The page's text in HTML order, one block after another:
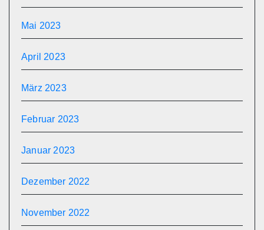
Mai 2023
April 2023
März 2023
Februar 2023
Januar 2023
Dezember 2022
November 2022